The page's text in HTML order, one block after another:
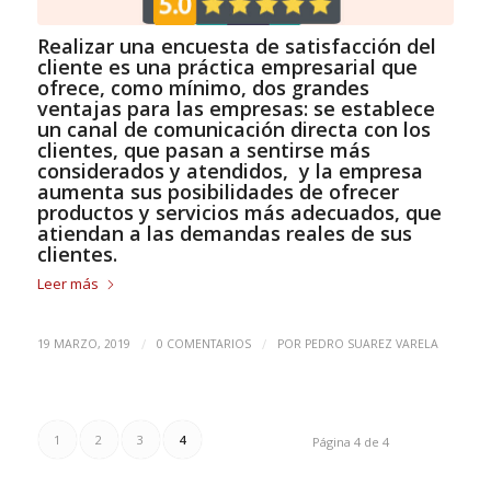
Realizar una encuesta de satisfacción del
cliente es una práctica empresarial que
ofrece, como mínimo, dos grandes
ventajas para las empresas: se establece
un canal de comunicación directa con los
clientes, que pasan a sentirse más
considerados y atendidos, y la empresa
aumenta sus posibilidades de ofrecer
productos y servicios más adecuados, que
atiendan a las demandas reales de sus
clientes.
Leer más
19 MARZO, 2019 / 0 COMENTARIOS / POR PEDRO SUAREZ VARELA
Página 4 de 4
1 2 3 4